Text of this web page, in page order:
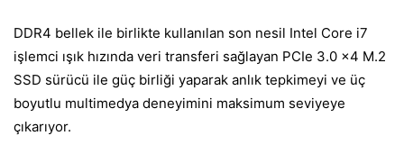
DDR4 bellek ile birlikte kullanılan son nesil Intel Core i7
işlemci ışık hızında veri transferi sağlayan PCIe 3.0 x4 M.2
SSD sürücü ile güç birliği yaparak anlık tepkimeyi ve üç
boyutlu multimedya deneyimini maksimum seviyeye
çıkarıyor.